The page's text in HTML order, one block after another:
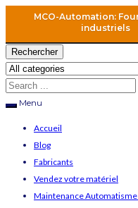
MCO-Automation:
industriels
Rechercher
Menu
Accueil
Blog
Fabricants
Vendez votre matériel
Maintenance